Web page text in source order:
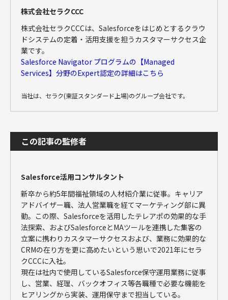
株式会社セラクCCC
株式会社セラクCCCは、Salesforceをはじめとするクラウ
ドシステムの定着・活用支援を担うカスタマーサクセス企
業です。
Salesforce Navigator プログラムの【Managed
Services】分野のExpert認定の詳細はこちら
当社は、セラク(東証スタンダード上場)のグループ会社です。
この記事の監修者
Salesforce活用コンサルタント
新卒から約5年間福祉領域の人材紹介業に従事。キャリア
アドバイザー職、法人営業職を経てマーケティング部に異
動。この際、Salesforceを活用したテレアポの効果的な手
法探索、およびSalesforceとMAツールを連携した集客の
立案に携わりカスタマーサクセスおよび、業務に効果的な
CRMの在り方を更に高めたいという思いで2021年にセラ
クCCCに入社。
現在は社内で使用しているSalesforce保守運用業務に従事
し、営業、経理、バックオフィス等各職種で必要な機能を
ヒアリングから実装、運用保守まで担当している。